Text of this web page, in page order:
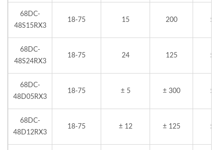
68DC-
48S15RX3
18-75 15 200 5
68DC-
48S24RX3
18-75 24 125 5
68DC-
48D05RX3
18-75 ± 5 ± 300 5
68DC-
48D12RX3
18-75 ± 12 ± 125 5